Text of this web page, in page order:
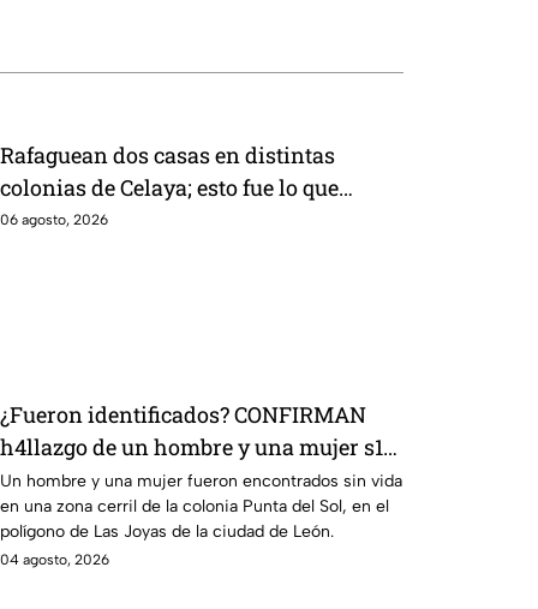
Rafaguean dos casas en distintas
colonias de Celaya; esto fue lo que
revelaron autoridades
06 agosto, 2026
¿Fueron identificados? CONFIRMAN
h4llazgo de un hombre y una mujer s1n
v1da en zona cerril de León, HOY
martes
Un hombre y una mujer fueron encontrados sin vida
en una zona cerril de la colonia Punta del Sol, en el
polígono de Las Joyas de la ciudad de León.
04 agosto, 2026